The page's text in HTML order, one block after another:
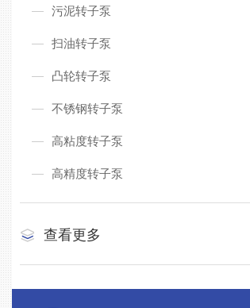
污泥转子泵
扫油转子泵
凸轮转子泵
不锈钢转子泵
高粘度转子泵
高精度转子泵
查看更多